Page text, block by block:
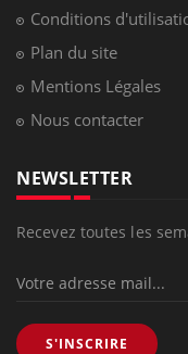
Conditions
Plan du site
Mentions Légales
Nous contacter
NEWSLETTER
Recevez toutes les
S'INSCRIRE